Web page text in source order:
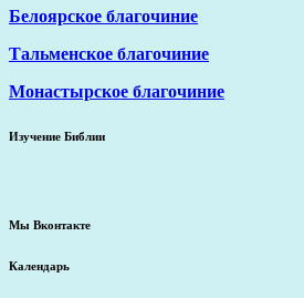
Белоярское благочиние
Тальменское благочиние
Монастырское благочиние
Изучение Библии
Мы Вконтакте
Календарь